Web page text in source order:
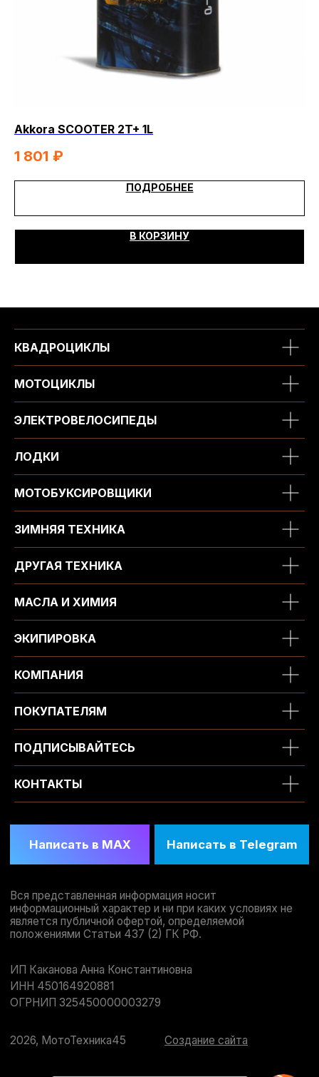
Akkora SCOOTER 2T+ 1L
1 801 ₽
ПОДРОБНЕЕ
В КОРЗИНУ
КВАДРОЦИКЛЫ
МОТОЦИКЛЫ
ЭЛЕКТРОВЕЛОСИПЕДЫ
ЛОДКИ
МОТОБУКСИРОВЩИКИ
ЗИМНЯЯ ТЕХНИКА
ДРУГАЯ ТЕХНИКА
МАСЛА И ХИМИЯ
ЭКИПИРОВКА
КОМПАНИЯ
ПОКУПАТЕЛЯМ
ПОДПИСЫВАЙТЕСЬ
КОНТАКТЫ